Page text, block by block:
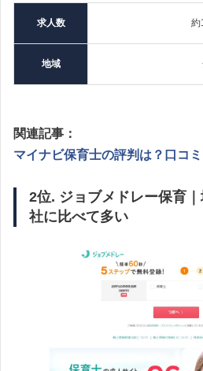
求人数 約
地域
関連記事：
マイナビ保育士の評判は？口コ
2位. ジョブメドレー保育
社に比べて多い